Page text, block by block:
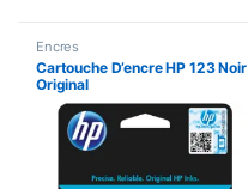
Encres
Cartouche D’encre HP 123 Noir
Original